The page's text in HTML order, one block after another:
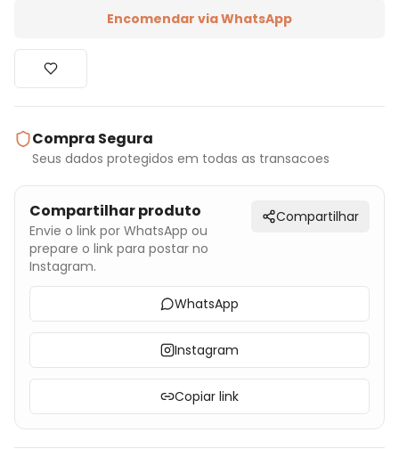
Encomendar via WhatsApp
Compra Segura
Seus dados protegidos em todas as transacoes
Compartilhar produto
Envie o link por WhatsApp ou
prepare o link para postar no
Instagram.
Compartilhar
WhatsApp
Instagram
Copiar link